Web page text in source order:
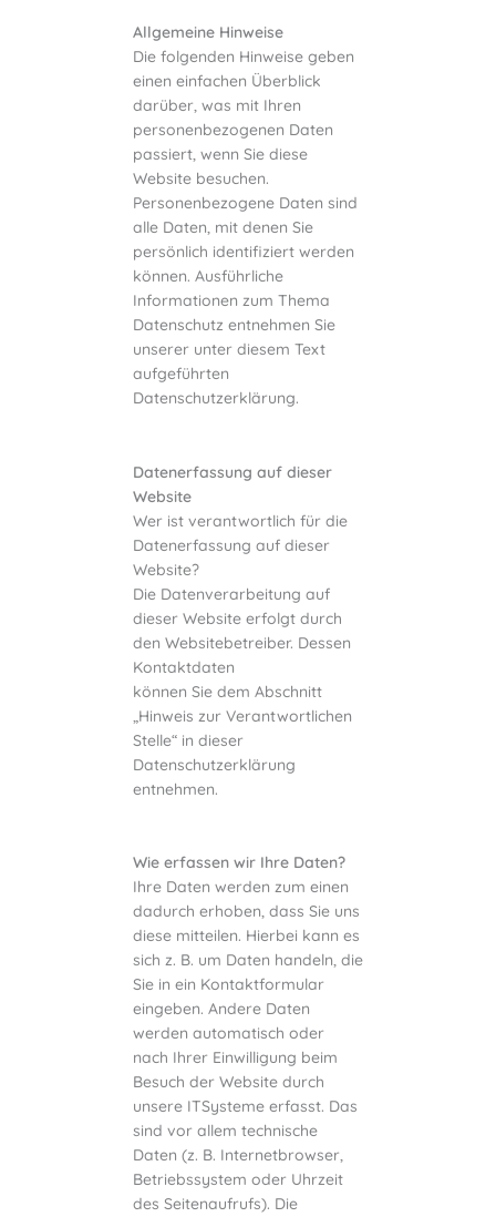
Allgemeine Hinweise
Die folgenden Hinweise geben
einen einfachen Überblick
darüber, was mit Ihren
personenbezogenen Daten
passiert, wenn Sie diese
Website besuchen.
Personenbezogene Daten sind
alle Daten, mit denen Sie
persönlich identifiziert werden
können. Ausführliche
Informationen zum Thema
Datenschutz entnehmen Sie
unserer unter diesem Text
aufgeführten
Datenschutzerklärung.
Datenerfassung auf dieser
Website
Wer ist verantwortlich für die
Datenerfassung auf dieser
Website?
Die Datenverarbeitung auf
dieser Website erfolgt durch
den Websitebetreiber. Dessen
Kontaktdaten
können Sie dem Abschnitt
„Hinweis zur Verantwortlichen
Stelle“ in dieser
Datenschutzerklärung
entnehmen.
Wie erfassen wir Ihre Daten?
Ihre Daten werden zum einen
dadurch erhoben, dass Sie uns
diese mitteilen. Hierbei kann es
sich z. B. um Daten handeln, die
Sie in ein Kontaktformular
eingeben. Andere Daten
werden automatisch oder
nach Ihrer Einwilligung beim
Besuch der Website durch
unsere ITSysteme erfasst. Das
sind vor allem technische
Daten (z. B. Internetbrowser,
Betriebssystem oder Uhrzeit
des Seitenaufrufs). Die